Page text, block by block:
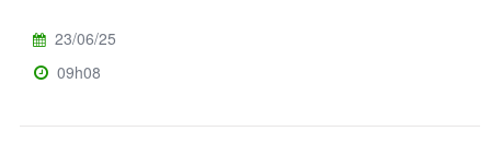
23/06/25
09h08